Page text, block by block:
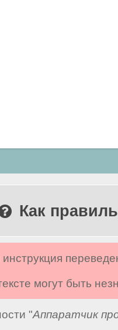
Как
могут быть
"Аппаратчик